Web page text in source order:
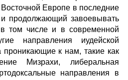
Европе в последние
продолжающий завоевывать
том числе и в современной
направления иудейской
проникающие к нам, такие как
Мизрахи, либеральная
направления в